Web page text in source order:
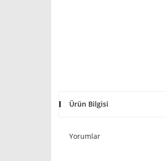
Ürün Bilgisi
Yorumlar